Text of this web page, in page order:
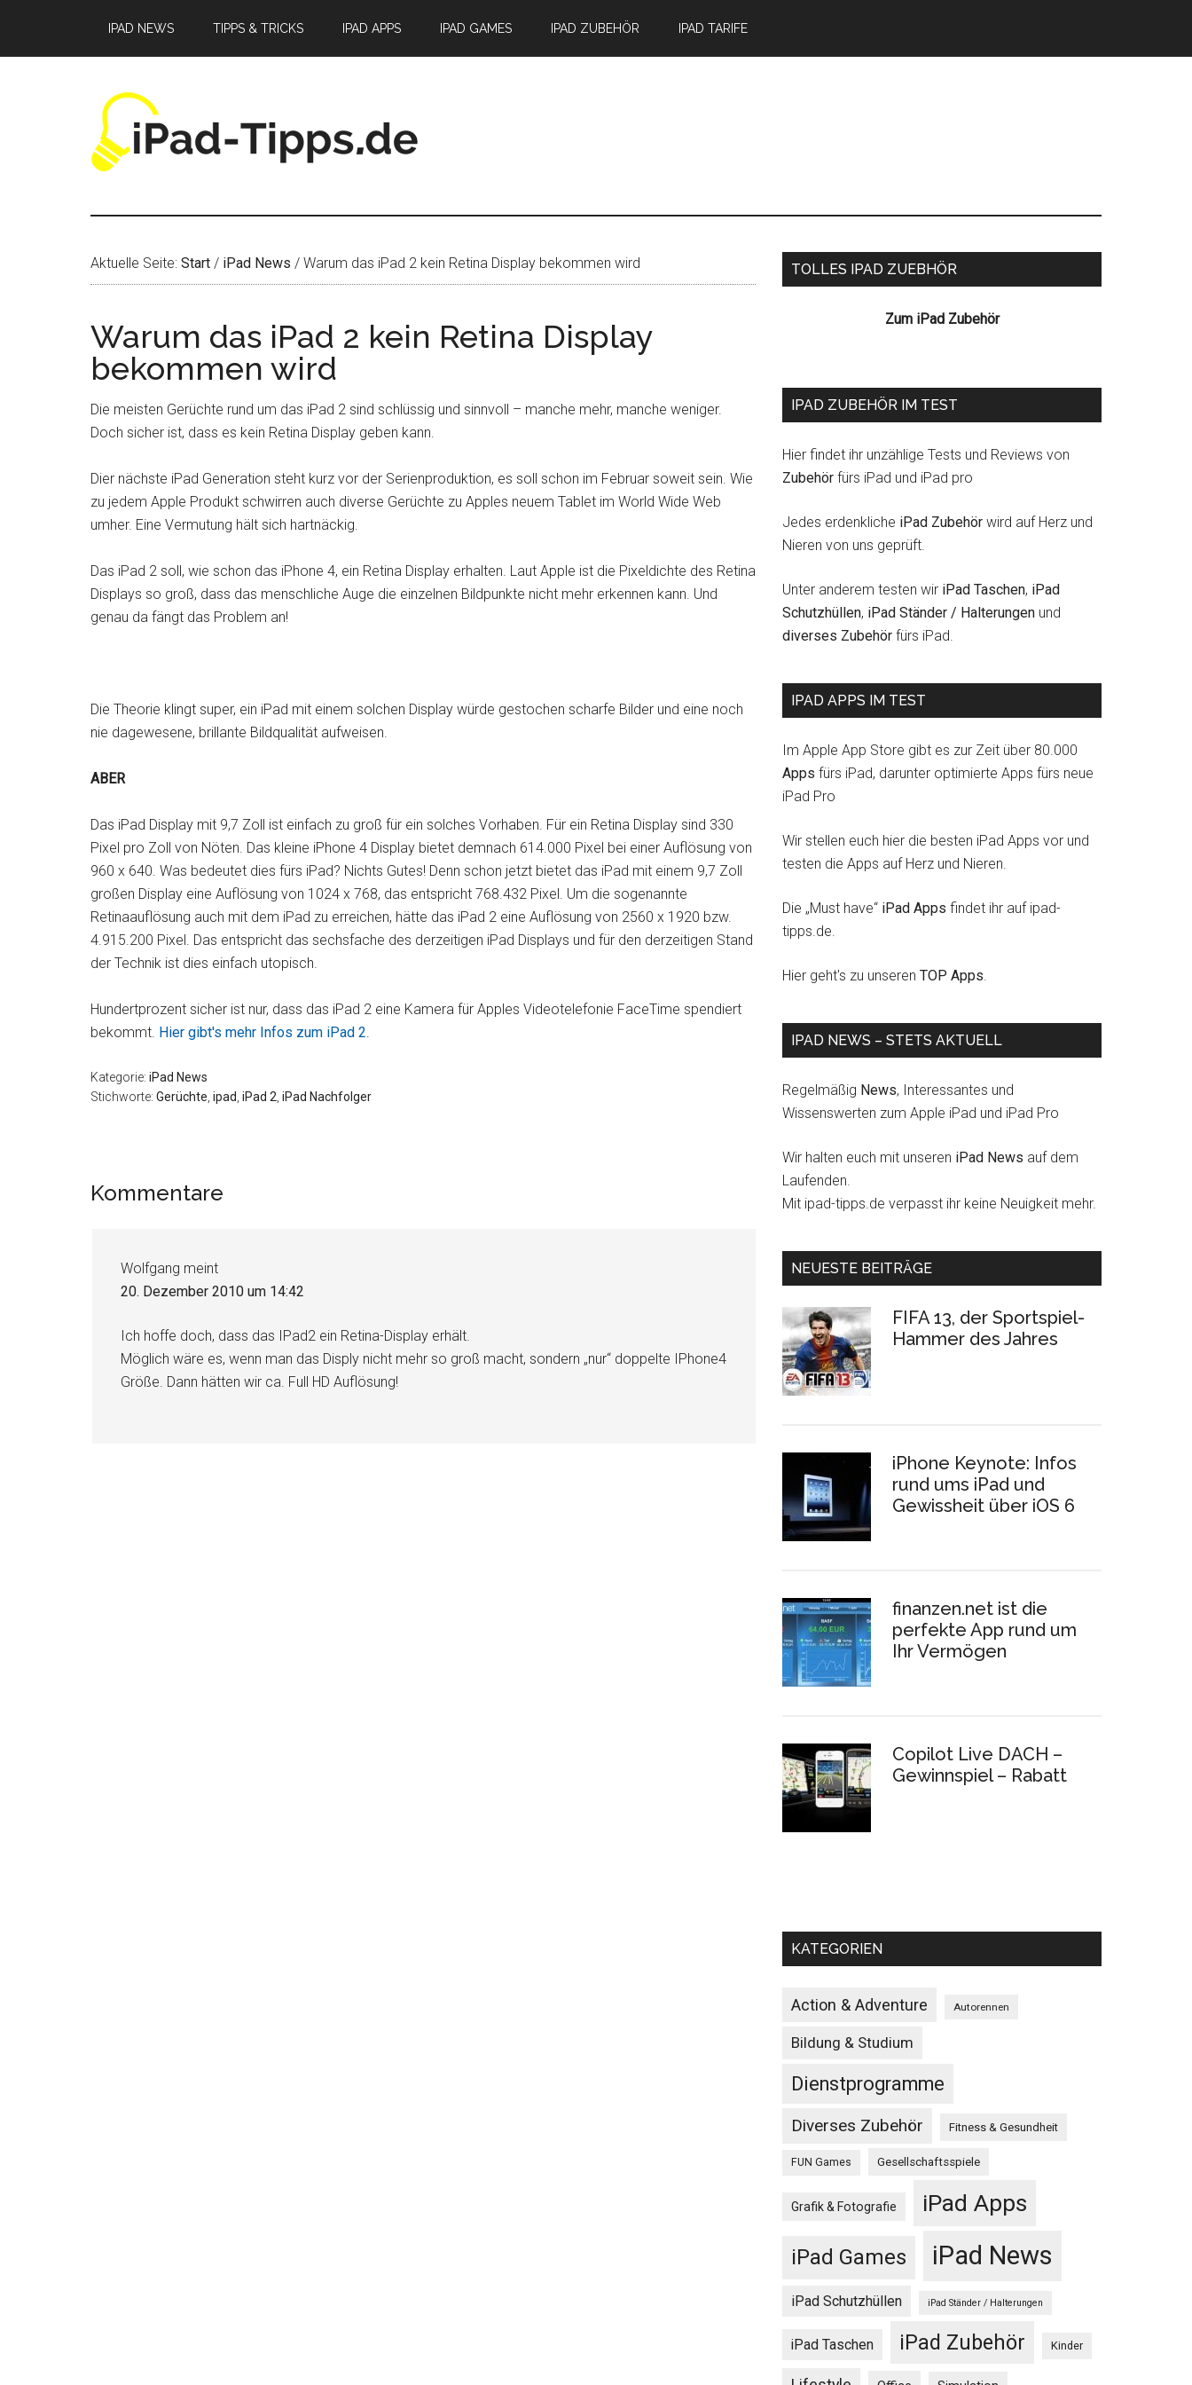
springen
springen
springen
IPAD NEWS TIPPS & TRICKS IPAD APPS IPAD GAMES IPAD ZUBEHÖR IPAD TARIFE
Aktuelle Seite: Start / iPad News / Warum das iPad 2 kein Retina Display bekommen wird
Warum das iPad 2 kein Retina Display
bekommen wird
Die meisten Gerüchte rund um das iPad 2 sind schlüssig und sinnvoll – manche mehr, manche weniger.
Doch sicher ist, dass es kein Retina Display geben kann.
Dier nächste iPad Generation steht kurz vor der Serienproduktion, es soll schon im Februar soweit sein. Wie
zu jedem Apple Produkt schwirren auch diverse Gerüchte zu Apples neuem Tablet im World Wide Web
umher. Eine Vermutung hält sich hartnäckig.
Das iPad 2 soll, wie schon das iPhone 4, ein Retina Display erhalten. Laut Apple ist die Pixeldichte des Retina
Displays so groß, dass das menschliche Auge die einzelnen Bildpunkte nicht mehr erkennen kann. Und
genau da fängt das Problem an!
Die Theorie klingt super, ein iPad mit einem solchen Display würde gestochen scharfe Bilder und eine noch
nie dagewesene, brillante Bildqualität aufweisen.
ABER
Das iPad Display mit 9,7 Zoll ist einfach zu groß für ein solches Vorhaben. Für ein Retina Display sind 330
Pixel pro Zoll von Nöten. Das kleine iPhone 4 Display bietet demnach 614.000 Pixel bei einer Auflösung von
960 x 640. Was bedeutet dies fürs iPad? Nichts Gutes! Denn schon jetzt bietet das iPad mit einem 9,7 Zoll
großen Display eine Auflösung von 1024 x 768, das entspricht 768.432 Pixel. Um die sogenannte
Retinaauflösung auch mit dem iPad zu erreichen, hätte das iPad 2 eine Auflösung von 2560 x 1920 bzw.
4.915.200 Pixel. Das entspricht das sechsfache des derzeitigen iPad Displays und für den derzeitigen Stand
der Technik ist dies einfach utopisch.
Hundertprozent sicher ist nur, dass das iPad 2 eine Kamera für Apples Videotelefonie FaceTime spendiert
bekommt. Hier gibt's mehr Infos zum iPad 2.
Kategorie: iPad News
Stichworte: Gerüchte ipad iPad 2 iPad Nachfolger
Leser-
Kommentare
Wolfgang meint
20. Dezember 2010 um 14:42
Ich hoffe doch, dass das IPad2 ein Retina-Display erhält.
Möglich wäre es, wenn man das Disply nicht mehr so groß macht, sondern „nur“ doppelte IPhone4
Größe. Dann hätten wir ca. Full HD Auflösung!
Seitenspalte
TOLLES IPAD ZUEBHÖR
Zum iPad Zubehör
IPAD ZUBEHÖR IM TEST
Hier findet ihr unzählige Tests und Reviews von
Zubehör fürs iPad und iPad pro
Jedes erdenkliche iPad Zubehör wird auf Herz und
Nieren von uns geprüft.
Unter anderem testen wir iPad Taschen, iPad
Schutzhüllen, iPad Ständer / Halterungen und
diverses Zubehör fürs iPad.
IPAD APPS IM TEST
Im Apple App Store gibt es zur Zeit über 80.000
Apps fürs iPad, darunter optimierte Apps fürs neue
iPad Pro
Wir stellen euch hier die besten iPad Apps vor und
testen die Apps auf Herz und Nieren.
Die „Must have“ iPad Apps findet ihr auf ipad-
tipps.de.
Hier geht's zu unseren TOP Apps.
IPAD NEWS – STETS AKTUELL
Regelmäßig News, Interessantes und
Wissenswerten zum Apple iPad und iPad Pro
Wir halten euch mit unseren iPad News auf dem
Laufenden.
Mit ipad-tipps.de verpasst ihr keine Neuigkeit mehr.
NEUESTE BEITRÄGE
FIFA 13, der Sportspiel-
Hammer des Jahres
iPhone Keynote: Infos
rund ums iPad und
Gewissheit über iOS 6
finanzen.net ist die
perfekte App rund um
Ihr Vermögen
Copilot Live DACH –
Gewinnspiel – Rabatt
KATEGORIEN
Action & Adventure Autorennen
Bildung & Studium
Dienstprogramme
Diverses Zubehör Fitness & Gesundheit
FUN Games Gesellschaftsspiele
Grafik & Fotografie iPad Apps
iPad Games iPad News
iPad Schutzhüllen iPad Ständer / Halterungen
iPad Taschen iPad Zubehör Kinder